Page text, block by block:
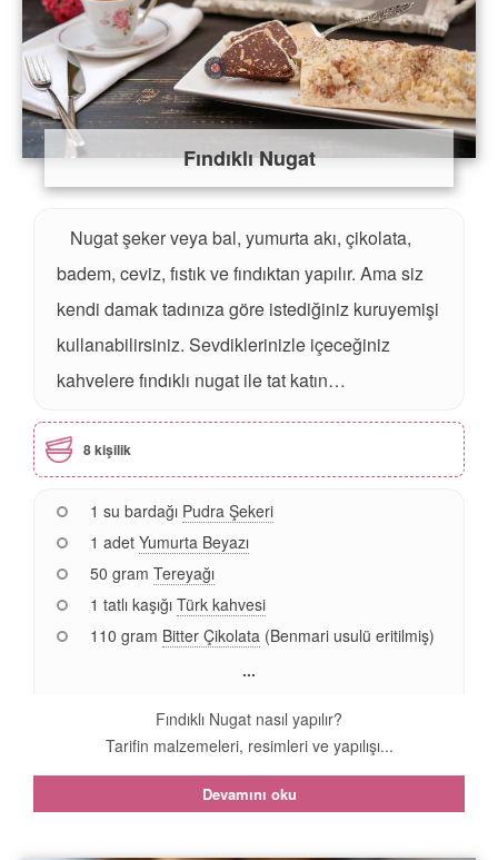
Fındıklı Nugat
Nugat şeker veya bal, yumurta akı, çikolata,
badem, ceviz, fıstık ve fındıktan yapılır. Ama siz
kendi damak tadınıza göre istediğiniz kuruyemişi
kullanabilirsiniz. Sevdiklerinizle içeceğiniz
kahvelere fındıklı nugat ile tat katın…
8 kişilik
1 su bardağı Pudra Şekeri
1 adet Yumurta Beyazı
50 gram Tereyağı
1 tatlı kaşığı Türk kahvesi
110 gram Bitter Çikolata (Benmari usulü eritilmiş)
...
Fındıklı Nugat nasıl yapılır?
Tarifin malzemeleri, resimleri ve yapılışı...
Devamını oku